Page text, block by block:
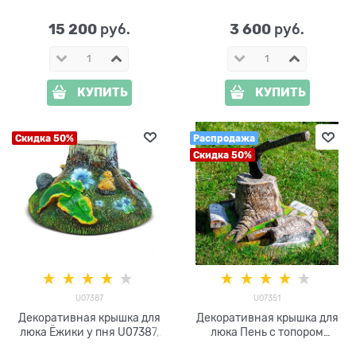
15 200 руб.
КУПИТЬ
3 600 руб.
КУПИТЬ
Скидка 50%
U07387
Декоративная крышка для
люка Ёжики у пня U07387,
Распродажа
Скидка 50%
U07351
Декоративная крышка для
люка Пень с топором